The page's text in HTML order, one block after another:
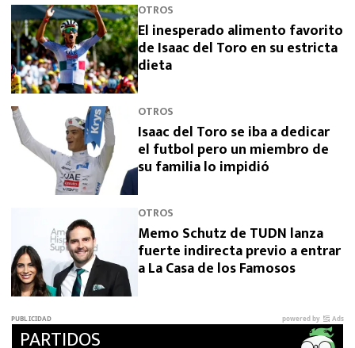
OTROS
El inesperado alimento favorito
de Isaac del Toro en su estricta
dieta
OTROS
Isaac del Toro se iba a dedicar
el futbol pero un miembro de
su familia lo impidió
OTROS
Memo Schutz de TUDN lanza
fuerte indirecta previo a entrar
a La Casa de los Famosos